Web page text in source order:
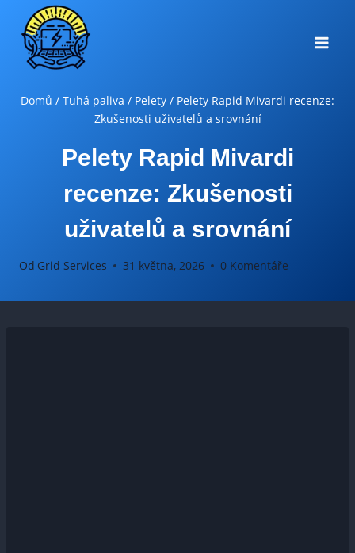
Přeskočit
obsah
Domů / Tuhá paliva / Pelety / Pelety Rapid Mivardi recenze:
Zkušenosti uživatelů a srovnání
Pelety Rapid Mivardi
recenze: Zkušenosti
uživatelů a srovnání
Od Grid Services 31 května, 2026 0 Komentáře